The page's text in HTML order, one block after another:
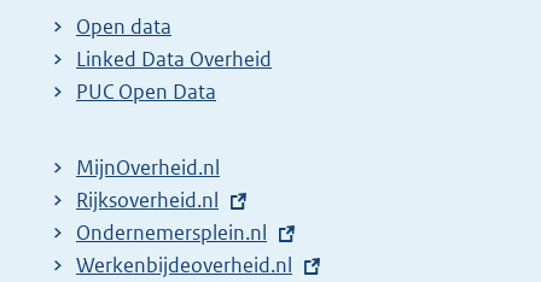
t
e
r
l
i
n
k
Open data
Linked Data Overheid
PUC Open Data
MijnOverheid.nl
E
x
t
Rijksoverheid.nl
E
x
Ondernemersplein.nl
E
Werkenbijdeoverheid.nl